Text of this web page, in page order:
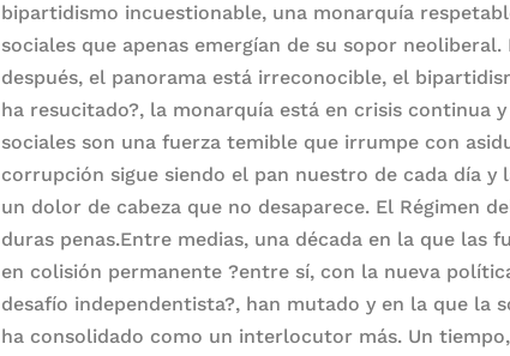
bipartidismo incuestionable, una monarquía
sociales que apenas emergían de su sopor neoliberal.
después, el panorama está irreconocible, el
ha resucitado?, la monarquía está en crisis continua
sociales son una fuerza temible que irrumpe con
corrupción sigue siendo el pan nuestro de cada día y
un dolor de cabeza que no desaparece. El Régimen
duras penas.Entre medias, una década en la que las
en colisión permanente ?entre sí, con la nueva
desafío independentista?, han mutado y en la que la
ha consolidado como un interlocutor más. Un